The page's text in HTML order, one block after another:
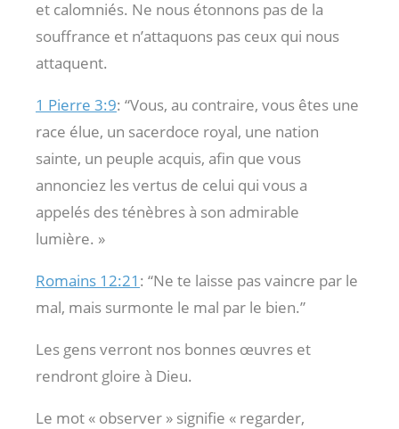
et calomniés. Ne nous étonnons pas de la
souffrance et n’attaquons pas ceux qui nous
attaquent.
1 Pierre 3:9: “Vous, au contraire, vous êtes une
race élue, un sacerdoce royal, une nation
sainte, un peuple acquis, afin que vous
annonciez les vertus de celui qui vous a
appelés des ténèbres à son admirable
lumière. »
Romains 12:21 : “Ne te laisse pas vaincre par le
mal, mais surmonte le mal par le bien.”
Les gens verront nos bonnes œuvres et
rendront gloire à Dieu.
Le mot « observer » signifie « regarder,